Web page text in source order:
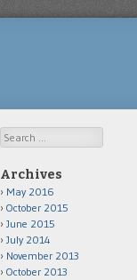
Search
Archives
May 2016
October 2015
June 2015
July 2014
November 2013
October 2013